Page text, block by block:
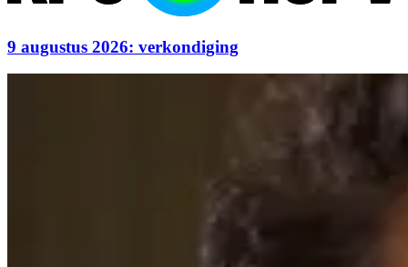
9 augustus 2026: verkondiging